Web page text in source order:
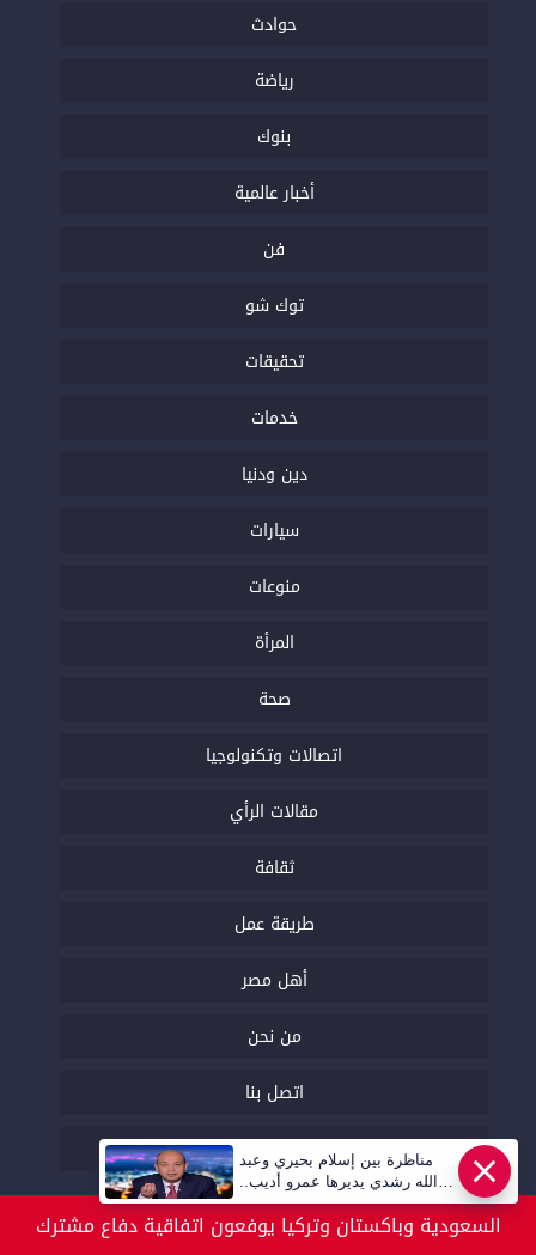
حوادث
رياضة
بنوك
أخبار عالمية
فن
توك شو
تحقيقات
خدمات
دين ودنيا
سيارات
منوعات
المرأة
صحة
اتصالات وتكنولوجيا
مقالات الرأي
ثقافة
طريقة عمل
أهل مصر
من نحن
اتصل بنا
السياسة التحريرية
عاجل
السعودية وباكستان وتركيا يوفعون اتفاقية دفاع مشترك
مناظرة بين إسلام بحيري وعبد
الله رشدي يديرها عمرو أديب..
قريبا | أهل مصر